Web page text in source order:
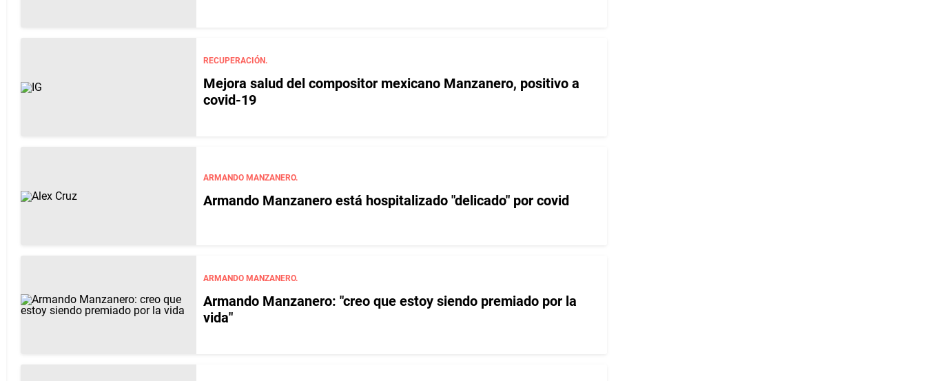
RECUPERACIÓN.
Mejora salud del compositor mexicano Manzanero, positivo a
covid-19
ARMANDO MANZANERO.
Armando Manzanero está hospitalizado "delicado" por covid
ARMANDO MANZANERO.
Armando Manzanero: "creo que estoy siendo premiado por la
vida"